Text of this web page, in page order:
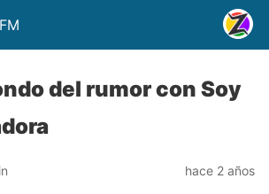
del rumor con Soy
hace 2 años